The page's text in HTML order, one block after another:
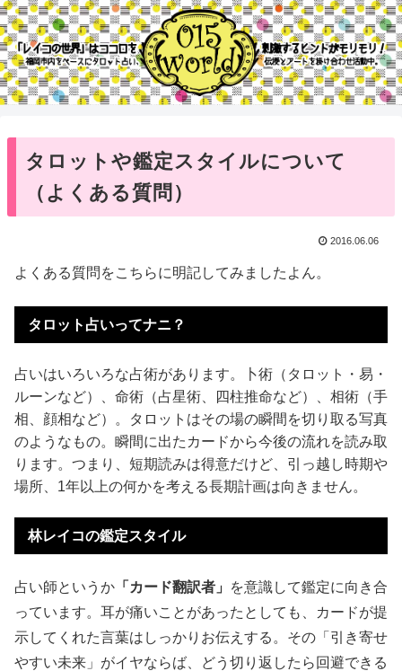
タロットや鑑定スタイルについて
（よくある質問）
2016.06.06
よくある質問をこちらに明記してみましたよん。
タロット占いってナニ？
占いはいろいろな占術があります。卜術（タロット・易・
ルーンなど）、命術（占星術、四柱推命など）、相術（手
相、顔相など）。タロットはその場の瞬間を切り取る写真
のようなもの。瞬間に出たカードから今後の流れを読み取
ります。つまり、短期読みは得意だけど、引っ越し時期や
場所、1年以上の何かを考える長期計画は向きません。
林レイコの鑑定スタイル
占い師というか 「カード翻訳者」
を意識して鑑定に向き合
っています。耳が痛いことがあったとしても、カードが提
示してくれた言葉はしっかりお伝えする。その「引き寄せ
やすい未来」がイヤならば、どう切り返したら回避できる